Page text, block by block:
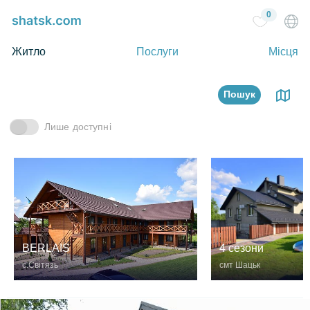
Житло Послуги Місця
0
Пошук
Лише доступні
BERLAIS
с.Світязь
4 сезони
смт Шацьк